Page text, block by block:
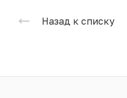
Назад к списку